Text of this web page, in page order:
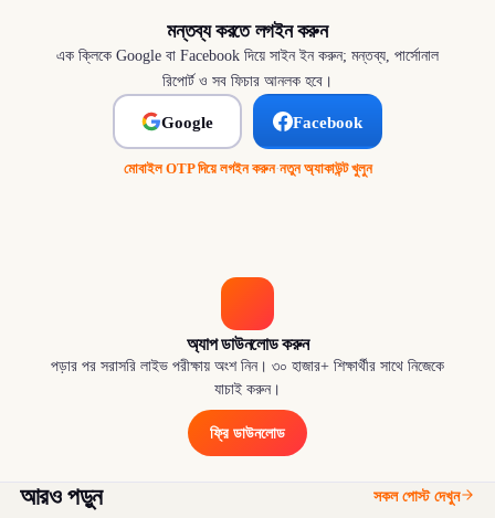
মন্তব্য করতে লগইন করুন
এক ক্লিকে Google বা Facebook দিয়ে সাইন ইন করুন; মন্তব্য, পার্সোনাল
রিপোর্ট ও সব ফিচার আনলক হবে।
Google Facebook
মোবাইল OTP দিয়ে লগইন করুন·নতুন অ্যাকাউন্ট খুলুন
অ্যাপ ডাউনলোড করুন
পড়ার পর সরাসরি লাইভ পরীক্ষায় অংশ নিন। ৩০ হাজার+ শিক্ষার্থীর সাথে নিজেকে
যাচাই করুন।
ফ্রি ডাউনলোড
আরও পড়ুন সকল পোস্ট দেখুন